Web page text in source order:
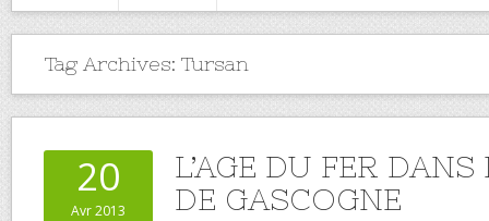
Tag Archives: Tursan
20
Avr 2013
L’AGE DU FER
DE GASCOGNE